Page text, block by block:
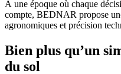
À une époque où chaque
compte, BEDNAR propose
agronomiques et précision
Bien plus qu’un
du sol